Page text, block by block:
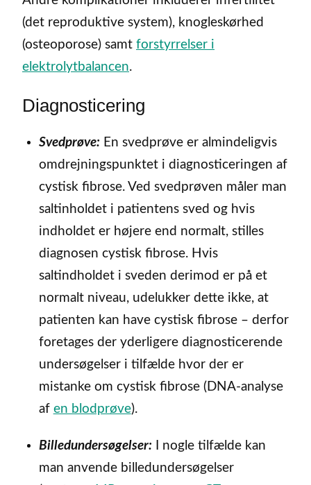
(det reproduktive system), knogleskørhed
(osteoporose) samt forstyrrelser i
elektrolytbalancen.
Diagnosticering
Svedprøve: En svedprøve er almindeligvis
omdrejningspunktet i diagnosticeringen af
cystisk fibrose. Ved svedprøven måler man
saltinholdet i patientens sved og hvis
indholdet er højere end normalt, stilles
diagnosen cystisk fibrose. Hvis
saltindholdet i sveden derimod er på et
normalt niveau, udelukker dette ikke, at
patienten kan have cystisk fibrose – derfor
foretages der yderligere diagnosticerende
undersøgelser i tilfælde hvor der er
mistanke om cystisk fibrose (DNA-analyse
af en blodprøve).
Billedundersøgelser: I nogle tilfælde kan
man anvende billedundersøgelser